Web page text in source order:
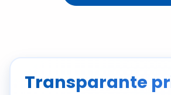
Transparante